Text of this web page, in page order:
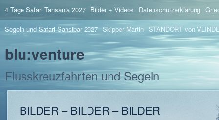
4 Tage Safari Tansania 2027 Bilder + Videos Datenschutzerklärung
Segeln und Safari Sansibar 2027 Skipper Martin STANDORT von
blu:venture
Flusskreuzfahrten und Segeln
BILDER – BILDER – BILDER